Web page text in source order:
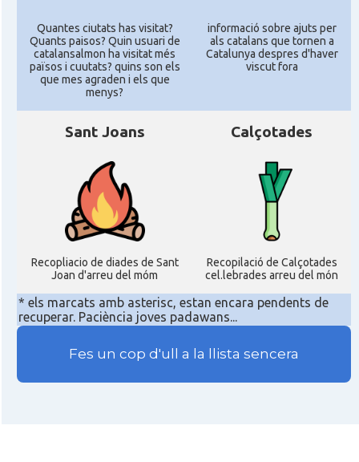
Quantes ciutats has visitat?
Quants paisos? Quin usuari de
catalansalmon ha visitat més
països i cuutats? quins son els
que mes agraden i els que
menys?
informació sobre ajuts per
als catalans que tornen a
Catalunya despres d'haver
viscut fora
Sant Joans
Recopliacio de diades de Sant
Joan d'arreu del móm
Calçotades
Recopilació de Calçotades
cel.lebrades arreu del món
* els marcats amb asterisc, estan encara pendents de
recuperar. Paciència joves padawans...
Fes un cop d'ull a la llista sencera